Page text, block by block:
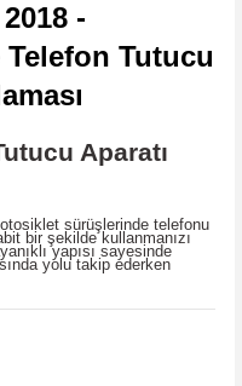
-
Tutucu
Aparatı
sürüşlerinde telefonu
bir şekilde kullanmanızı
yapısı sayesinde
yolu takip ederken